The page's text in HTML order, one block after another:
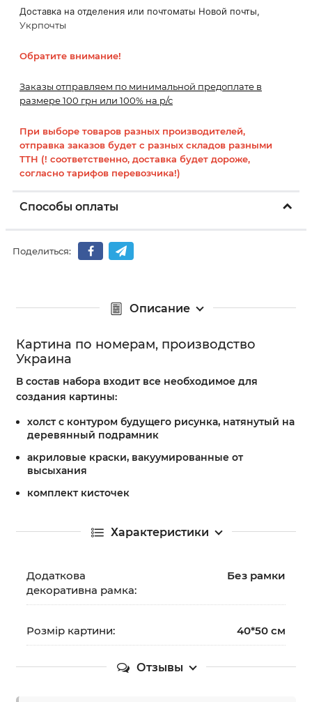
Доставка на отделения или почтоматы Новой почты,
Укрпочты
Обратите внимание!
Заказы отправляем по минимальной предоплате в
размере 100 грн или 100% на р/с
При выборе товаров разных производителей,
отправка заказов будет с разных складов разными
ТТН (! соответственно, доставка будет дороже,
согласно тарифов перевозчика!)
Способы оплаты
Поделиться:
Описание
Картина по номерам, производство
Украина
В состав набора входит все необходимое для
создания картины:
холст с контуром будущего рисунка, натянутый на
деревянный подрамник
акриловые краски, вакуумированные от
высыхания
комплект кисточек
Характеристики
Додаткова
декоративна рамка:
Без рамки
Розмір картини: 40*50 см
Отзывы